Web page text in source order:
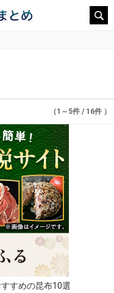
（1～5件 / 16件 ）
すめの昆布10選